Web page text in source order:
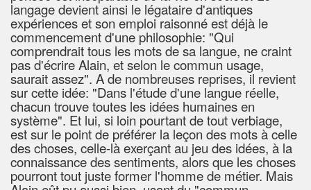
langage devient ainsi le légataire d'antiques
expériences et son emploi raisonné est déjà le
commencement d'une philosophie: "Qui
comprendrait tous les mots de sa langue, ne craint
pas d'écrire Alain, et selon le commun usage,
saurait assez". A de nombreuses reprises, il revient
sur cette idée: "Dans l'étude d'une langue réelle,
chacun trouve toutes les idées humaines en
système". Et lui, si loin pourtant de tout verbiage,
est sur le point de préférer la leçon des mots à celle
des choses, celle-là exerçant au jeu des idées, à la
connaissance des sentiments, alors que les choses
pourront tout juste former l'homme de métier. Mais